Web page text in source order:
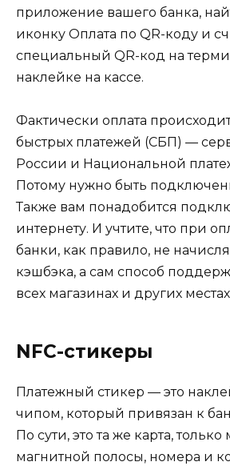
приложение вашего банка,
иконку Оплата по QR-коду и
специальный QR-код на
наклейке на кассе.
Фактически оплата
быстрых платежей (СБП) —
России и Национальной
Потому нужно быть
Также вам понадобится
интернету. И учтите, что при
банки, как правило, не
кэшбэка, а сам способ
всех магазинах и других
NFC-стикеры
Платежный стикер — это
чипом, который привязан к
По сути, это та же карта,
магнитной полосы, номера и